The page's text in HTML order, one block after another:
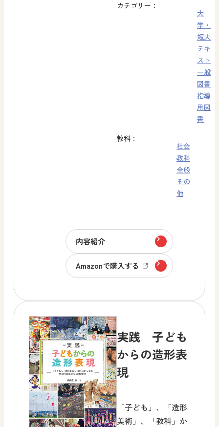
カテゴリー：
大
学・
短大
テキ
スト
一般
図書
指導
用図
書
教科：
社会
教科
全般
その
他
内容紹介
Amazonで購入する
実践 子ども
からの造形表
現
「子ども」、「造形
美術」、「教科」か